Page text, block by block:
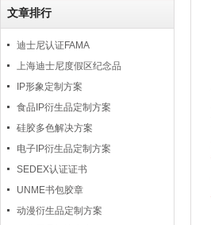
文章排行
迪士尼认证FAMA
上海迪士尼度假区纪念品
IP形象定制方案
食品IP衍生品定制方案
硅胶多色解决方案
电子IP衍生品定制方案
SEDEX认证证书
UNME书包胶章
动漫衍生品定制方案